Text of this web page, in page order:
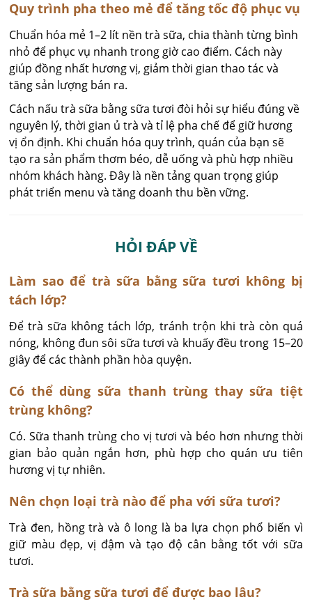
Quy trình pha theo mẻ để tăng tốc độ phục vụ
Chuẩn hóa mẻ 1–2 lít nền trà sữa, chia thành từng bình
nhỏ để phục vụ nhanh trong giờ cao điểm. Cách này
giúp đồng nhất hương vị, giảm thời gian thao tác và
tăng sản lượng bán ra.
Cách nấu trà sữa bằng sữa tươi đòi hỏi sự hiểu đúng về
nguyên lý, thời gian ủ trà và tỉ lệ pha chế để giữ hương
vị ổn định. Khi chuẩn hóa quy trình, quán của bạn sẽ
tạo ra sản phẩm thơm béo, dễ uống và phù hợp nhiều
nhóm khách hàng. Đây là nền tảng quan trọng giúp
phát triển menu và tăng doanh thu bền vững.
HỎI ĐÁP VỀ
Làm sao để trà sữa bằng sữa tươi không bị
tách lớp?
Để trà sữa không tách lớp, tránh trộn khi trà còn quá
nóng, không đun sôi sữa tươi và khuấy đều trong 15–20
giây để các thành phần hòa quyện.
Có thể dùng sữa thanh trùng thay sữa tiệt
trùng không?
Có. Sữa thanh trùng cho vị tươi và béo hơn nhưng thời
gian bảo quản ngắn hơn, phù hợp cho quán ưu tiên
hương vị tự nhiên.
Nên chọn loại trà nào để pha với sữa tươi?
Trà đen, hồng trà và ô long là ba lựa chọn phổ biến vì
giữ màu đẹp, vị đậm và tạo độ cân bằng tốt với sữa
tươi.
Trà sữa bằng sữa tươi để được bao lâu?